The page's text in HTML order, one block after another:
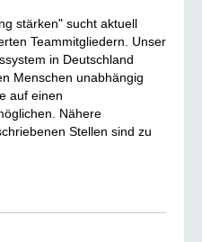
stärken" sucht aktuell
Teammitgliedern. Unser
in Deutschland
Menschen unabhängig
auf einen
Nähere
Stellen sind zu